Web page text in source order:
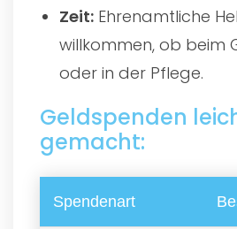
Zeit: Ehrenamtliche
willkommen, ob beim
oder in der Pflege.
Geldspenden
gemacht:
Spendenart